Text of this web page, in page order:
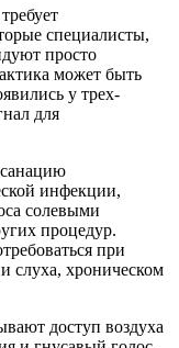
специалисты,
просто
может быть
у трех-
для
инфекции,
солевыми
процедур.
при
слуха, хроническом
доступ воздуха